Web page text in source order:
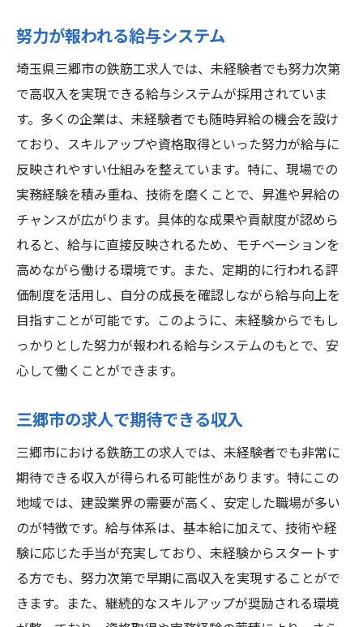
努力が報われる給与システム
埼玉県三郷市の鉄筋工求人では、未経験者でも努力次第
で高収入を実現できる給与システムが採用されていま
す。多くの企業は、未経験者でも随時昇給の機会を設け
ており、スキルアップや資格取得といった努力が給与に
反映されやすい仕組みを整えています。特に、現場での
実務経験を積み重ね、技術を磨くことで、昇進や昇給の
チャンスが広がります。具体的な成果や貢献度が認めら
れると、給与に直接反映されるため、モチベーションを
高めながら働ける環境です。また、定期的に行われる評
価制度を活用し、自分の成長を確認しながら給与向上を
目指すことが可能です。このように、未経験からでもし
っかりとした努力が報われる給与システムのもとで、安
心して働くことができます。
三郷市の求人で期待できる収入
三郷市における鉄筋工の求人では、未経験者でも非常に
期待できる収入が得られる可能性があります。特にこの
地域では、建設業界の需要が高く、安定した職場が多い
のが特徴です。給与体系は、基本給に加えて、技術や経
験に応じた手当が充実しており、未経験からスタートす
る方でも、努力次第で早期に高収入を実現することがで
きます。また、継続的なスキルアップが奨励される環境